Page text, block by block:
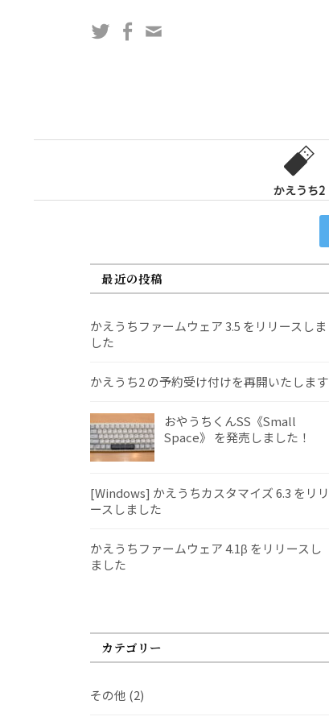
ス
TwitterFacebook
かえうち2
最近の投稿
かえうちファームウェア 3.5 をリリースしま
した
かえうち2 の予約受け付けを再開いたします
おやうちくんSS《Small
Space》 を発売しました！
[Windows] かえうちカスタマイズ 6.3 をリリ
ースしました
かえうちファームウェア 4.1β をリリースし
ました
カテゴリー
その他 (2)